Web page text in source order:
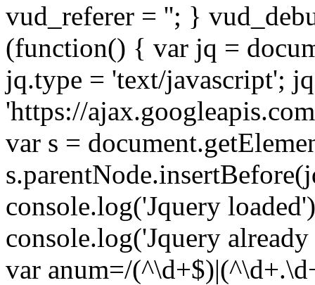
vud_referer = ''; }
(function() { var jq =
jq.type = 'text/javascript';
'https://
var s =
console.log('Jquery
console.log('Jquery
var anum=/